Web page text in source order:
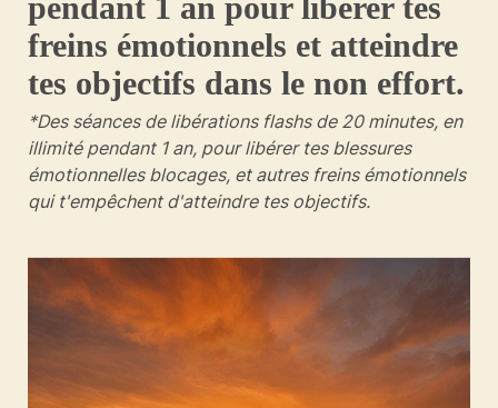
pendant 1 an pour libérer tes
freins émotionnels et atteindre
tes objectifs dans le non effort.
*Des séances de libérations flashs de 20 minutes, en
illimité pendant 1 an, pour libérer tes blessures
émotionnelles blocages, et autres freins émotionnels
qui t'empêchent d'atteindre tes objectifs.